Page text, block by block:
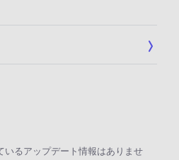
いるアップデート情報はありませ